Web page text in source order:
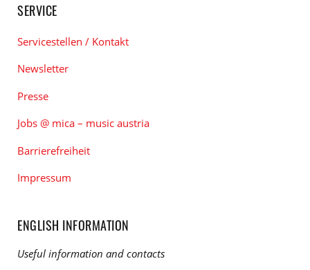
SERVICE
Servicestellen / Kontakt
Newsletter
Presse
Jobs @ mica – music austria
Barrierefreiheit
Impressum
ENGLISH INFORMATION
Useful information and contacts